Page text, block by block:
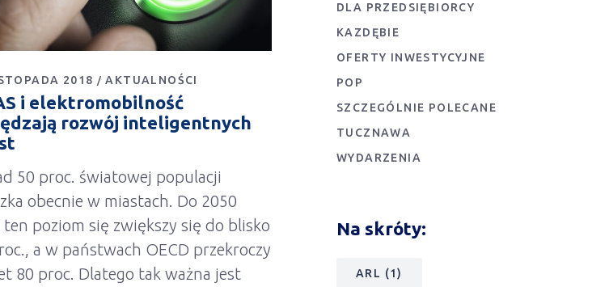
2018 AKTUALNOŚCI
i elektromobilność
rozwój inteligentnych
50 proc. światowej populacji
obecnie w miastach. Do 2050
poziom się zwiększy się do blisko
a w państwach OECD przekroczy
80 proc. Dlatego tak ważna jest
DLA PRZEDSIĘBIORCY
KAZDĘBIE
OFERTY INWESTYCYJNE
POP
SZCZEGÓLNIE POLECANE
TUCZNAWA
WYDARZENIA
Na skróty:
ARL (1)